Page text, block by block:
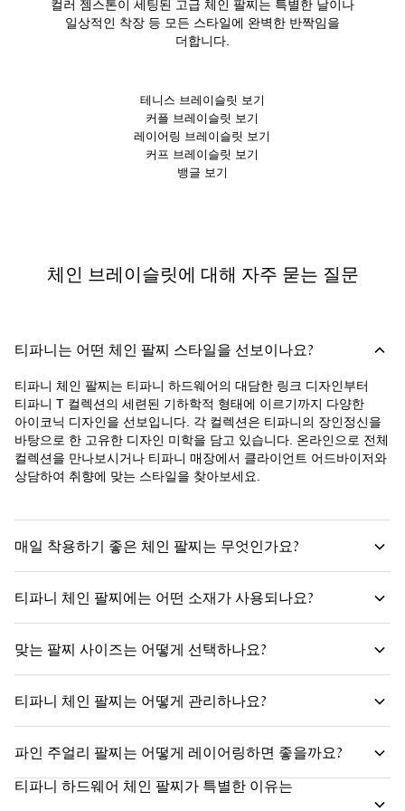
컬러 젬스톤이 세팅된 고급 체인 팔찌는 특별한 날이나
일상적인 착장 등 모든 스타일에 완벽한 반짝임을
더합니다.
테니스 브레이슬릿 보기
커플 브레이슬릿 보기
레이어링 브레이슬릿 보기
커프 브레이슬릿 보기
뱅글 보기
체인 브레이슬릿에 대해 자주 묻는 질문
티파니는 어떤 체인 팔찌 스타일을 선보이나요?
티파니 체인 팔찌는 티파니 하드웨어의 대담한 링크 디자인부터
티파니 T 컬렉션의 세련된 기하학적 형태에 이르기까지 다양한
아이코닉 디자인을 선보입니다. 각 컬렉션은 티파니의 장인정신을
바탕으로 한 고유한 디자인 미학을 담고 있습니다. 온라인으로 전체
컬렉션을 만나보시거나 티파니 매장에서 클라이언트 어드바이저와
상담하여 취향에 맞는 스타일을 찾아보세요.
매일 착용하기 좋은 체인 팔찌는 무엇인가요?
티파니 체인 팔찌에는 어떤 소재가 사용되나요?
맞는 팔찌 사이즈는 어떻게 선택하나요?
티파니 체인 팔찌는 어떻게 관리하나요?
파인 주얼리 팔찌는 어떻게 레이어링하면 좋을까요?
티파니 하드웨어 체인 팔찌가 특별한 이유는